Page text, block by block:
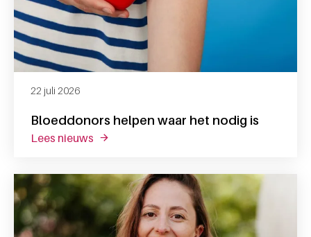
Bloeddonors helpen waar het nodig is
22 juli 2026
lees nieuws over bloeddonors helpen waar het nodig is